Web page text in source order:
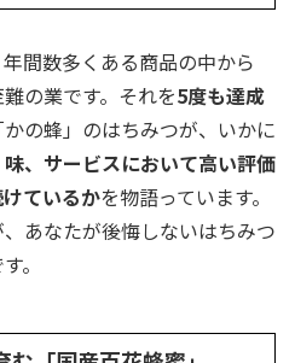
間数多くある商品の中から
の業です。それを5度も達成
の蜂」のはちみつが、いかに
、サービスにおいて高い評価
ているかを物語っています。
あなたが後悔しないはちみつ
。